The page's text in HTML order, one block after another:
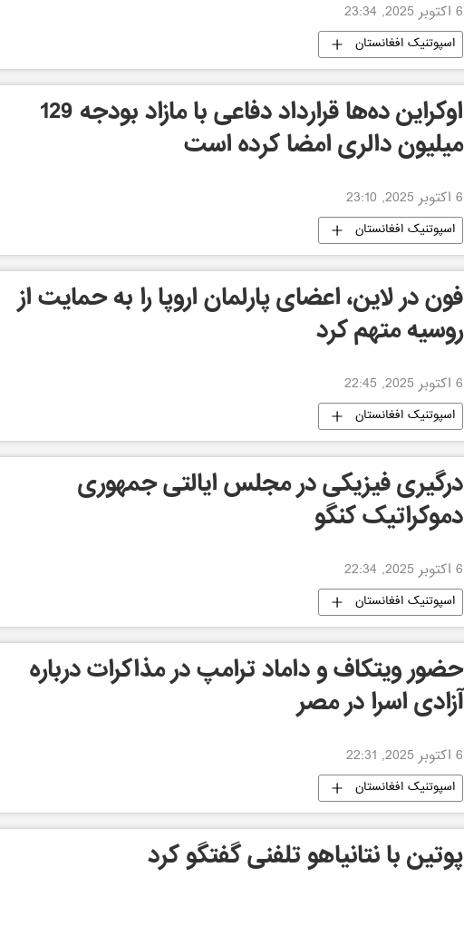
6 اکتوبر 2025, 23:34
اسپوتنیک افغانستان
اوکراین ده‌ها قرارداد دفاعی با مازاد بودجه 129
میلیون دالری امضا کرده است
6 اکتوبر 2025, 23:10
اسپوتنیک افغانستان
فون در لاین، اعضای پارلمان اروپا را به حمایت از
روسیه متهم کرد
6 اکتوبر 2025, 22:45
اسپوتنیک افغانستان
درگیری فیزیکی در مجلس ایالتی جمهوری
دموکراتیک کنگو
6 اکتوبر 2025, 22:34
اسپوتنیک افغانستان
حضور ویتکاف و داماد ترامپ در مذاکرات درباره
آزادی اسرا در مصر
6 اکتوبر 2025, 22:31
اسپوتنیک افغانستان
پوتین با نتانیاهو تلفنی گفتگو کرد